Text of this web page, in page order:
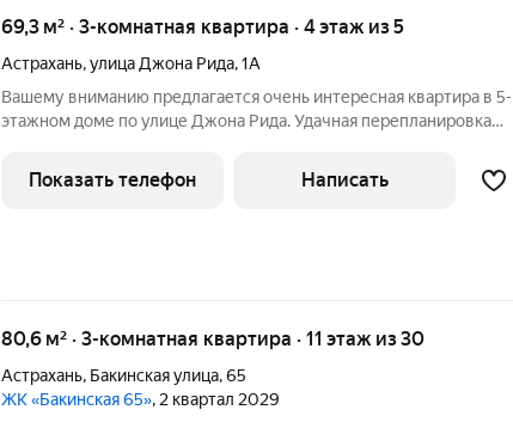
69,3 м² · 3-комнатная квартира · 4 этаж из 5
Астрахань,улица Джона Рида,1А
Вашему вниманию предлагается очень интересная квартира в 5-
этажном доме по улице Джона Рида. Удачная перепланировка
в результате чего мы имеем очень просторную, светлую и
функциональную
Показать телефон Написать
80,6 м² · 3-комнатная квартира · 11 этаж из 30
Астрахань, Бакинская улица,65
ЖК «Бакинская 65», 2 квартал 2029